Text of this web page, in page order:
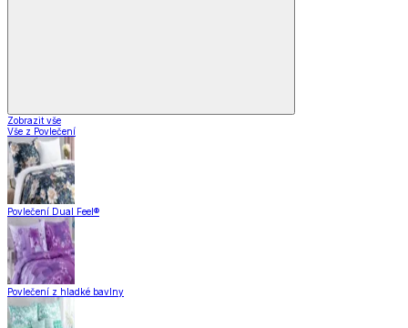
Zobrazit vše
Vše z Povlečení
Povlečení Dual Feel®
Povlečení z hladké bavlny